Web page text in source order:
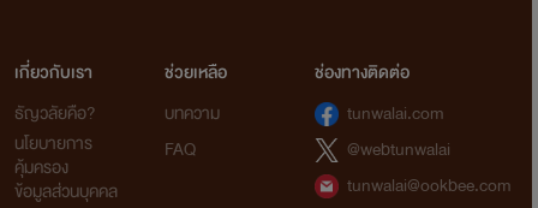
เกี่ยวกับเรา
ธัญวลัยคือ?
นโยบายการ
คุ้มครอง
ข้อมูลส่วนบุคคล
ช่วยเหลือ
บทความ
FAQ
ช่องทางติดต่อ
tunwalai.com
@webtunwalai
tunwalai@ookbee.com